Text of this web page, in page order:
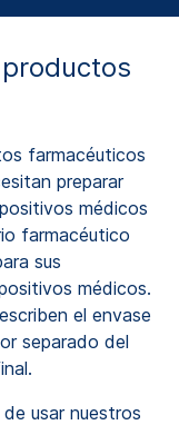
farmacéuticos
preparar
médicos
farmacéutico
sus
médicos.
el envase
separado del
usar nuestros